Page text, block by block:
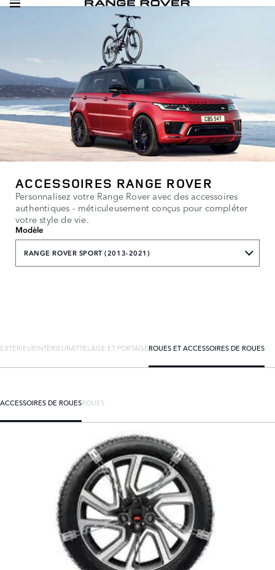
ACCESSOIRES RANGE ROVER
Personnalisez votre Range Rover avec des accessoires
authentiques - méticuleusement conçus pour compléter
votre style de vie.
Modèle
RANGE ROVER SPORT (2013-2021)
EXTÉRIEURINTÉRIEURATTELAGE ET PORTAGEROUES ET ACCESSOIRES DE ROUES
ACCESSOIRES DE ROUESROUES